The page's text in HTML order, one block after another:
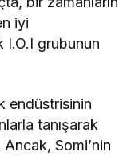
iyi
I.O.I grubunun
endüstrisinin
tanışarak
Somi’nin